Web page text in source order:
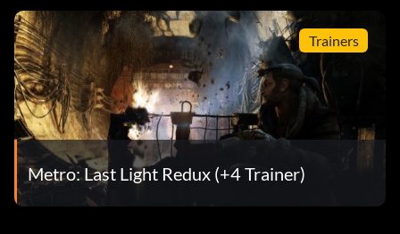
Trainers
Metro: Last Light Redux (+4 Trainer)